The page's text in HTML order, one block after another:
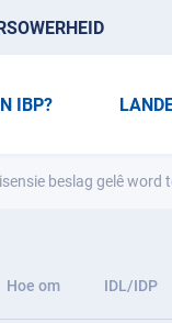
IBP?
beslag gelê word
Hoe om IDL/IDP